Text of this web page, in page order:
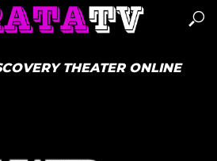
THEATER ONLINE